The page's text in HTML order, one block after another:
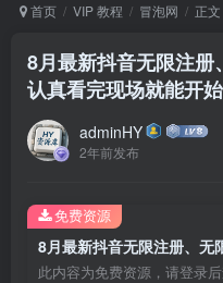
首页 VIP 教程 冒泡网 正文
8月最新抖音无限注册
认真看完现场就能开
adminHY
2年前发布
此内容为免费资源，请登录
免费资源